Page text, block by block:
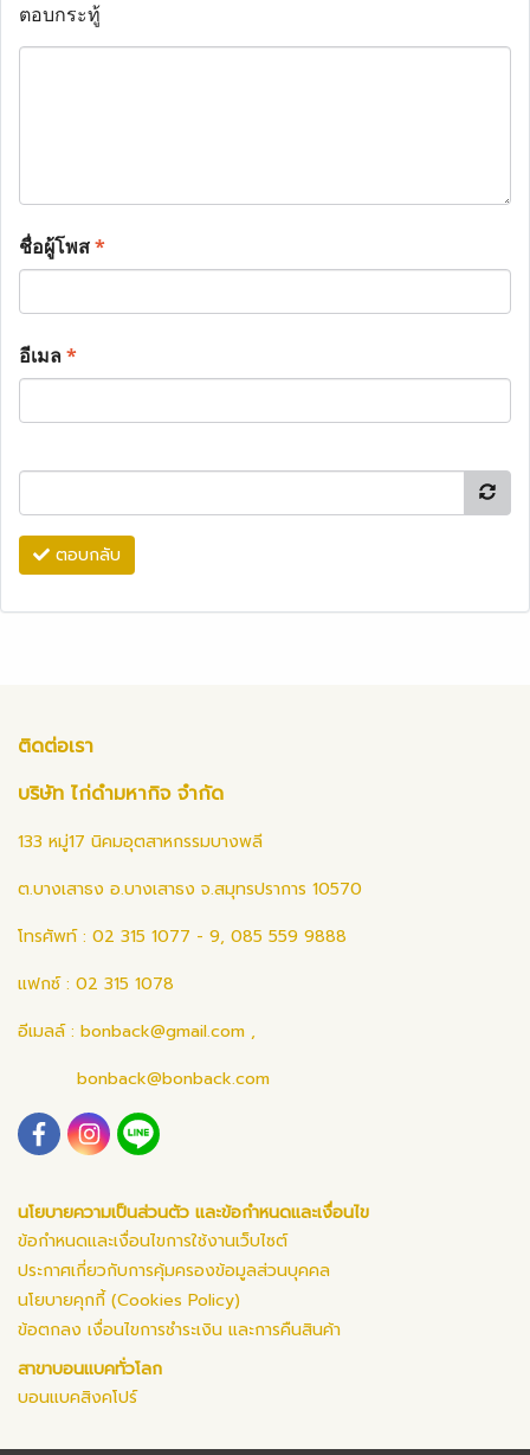
ตอบกระทู้
ชื่อผู้โพส*
อีเมล*
ตอบกลับ
ติดต่อเรา
บริษัท ไก่ดำมหากิจ จำกัด
133 หมู่17 นิคมอุตสาหกรรมบางพลี
ต.บางเสาธง อ.บางเสาธง จ.สมุทรปราการ 10570
โทรศัพท์ : 02 315 1077 - 9, 085 559 9888
แฟกซ์ : 02 315 1078
อีเมลล์ : bonback@gmail.com ,
bonback@bonback.com
นโยบายความเป็นส่วนตัว และข้อกำหนดและเงื่อนไข
ข้อกำหนดและเงื่อนไขการใช้งานเว็บไซต์
ประกาศเกี่ยวกับการคุ้มครองข้อมูลส่วนบุคคล
นโยบายคุกกี้ (Cookies Policy)
ข้อตกลง เงื่อนไขการชำระเงิน และการคืนสินค้า
สาขาบอนแบคทั่วโลก
บอนแบคสิงคโปร์